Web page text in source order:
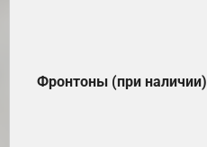
Фронтоны (при наличии)